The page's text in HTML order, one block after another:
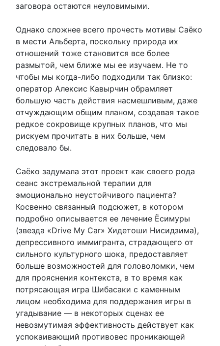
заговора остаются неуловимыми.
Однако сложнее всего прочесть мотивы Саёко
в мести Альберта, поскольку природа их
отношений тоже становится все более
размытой, чем ближе мы ее изучаем. Не то
чтобы мы когда-либо подходили так близко:
оператор Алексис Кавырчин обрамляет
большую часть действия насмешливым, даже
отчуждающим общим планом, создавая такое
редкое сокровище крупных планов, что мы
рискуем прочитать в них больше, чем
следовало бы.
Саёко задумала этот проект как своего рода
сеанс экстремальной терапии для
эмоционально неустойчивого пациента?
Косвенно связанный подсюжет, в котором
подробно описывается ее лечение Ёсимуры
(звезда «Drive My Car» Хидетоши Нисидзима),
депрессивного иммигранта, страдающего от
сильного культурного шока, предоставляет
больше возможностей для головоломки, чем
для прояснения контекста, в то время как
потрясающая игра Шибасаки с каменным
лицом необходима для поддержания игры в
угадывание — в некоторых сценах ее
невозмутимая эффективность действует как
успокаивающий противовес проникающей